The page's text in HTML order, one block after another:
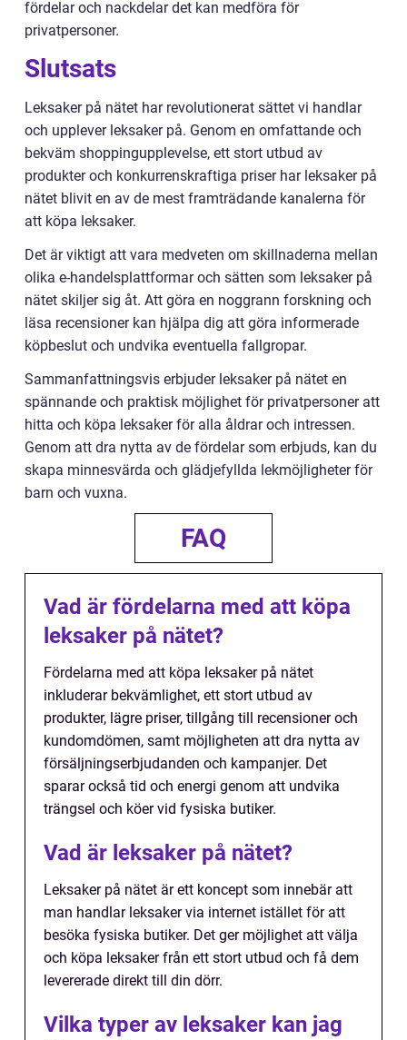
fördelar och nackdelar det kan medföra för
privatpersoner.
Slutsats
Leksaker på nätet har revolutionerat sättet vi handlar
och upplever leksaker på. Genom en omfattande och
bekväm shoppingupplevelse, ett stort utbud av
produkter och konkurrenskraftiga priser har leksaker på
nätet blivit en av de mest framträdande kanalerna för
att köpa leksaker.
Det är viktigt att vara medveten om skillnaderna mellan
olika e-handelsplattformar och sätten som leksaker på
nätet skiljer sig åt. Att göra en noggrann forskning och
läsa recensioner kan hjälpa dig att göra informerade
köpbeslut och undvika eventuella fallgropar.
Sammanfattningsvis erbjuder leksaker på nätet en
spännande och praktisk möjlighet för privatpersoner att
hitta och köpa leksaker för alla åldrar och intressen.
Genom att dra nytta av de fördelar som erbjuds, kan du
skapa minnesvärda och glädjefyllda lekmöjligheter för
barn och vuxna.
FAQ
Vad är fördelarna med att köpa
leksaker på nätet?
Fördelarna med att köpa leksaker på nätet
inkluderar bekvämlighet, ett stort utbud av
produkter, lägre priser, tillgång till recensioner och
kundomdömen, samt möjligheten att dra nytta av
försäljningserbjudanden och kampanjer. Det
sparar också tid och energi genom att undvika
trängsel och köer vid fysiska butiker.
Vad är leksaker på nätet?
Leksaker på nätet är ett koncept som innebär att
man handlar leksaker via internet istället för att
besöka fysiska butiker. Det ger möjlighet att välja
och köpa leksaker från ett stort utbud och få dem
levererade direkt till din dörr.
Vilka typer av leksaker kan jag